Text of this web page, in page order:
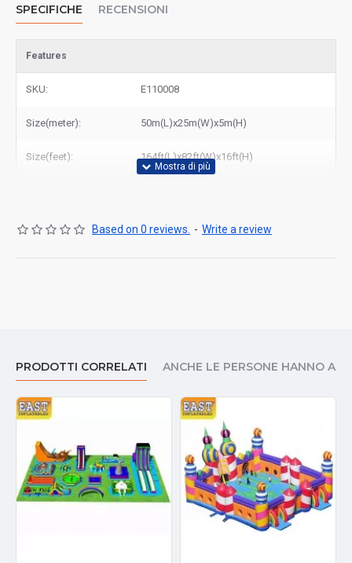
SPECIFICHE RECENSIONI
Features
SKU: E110008
Size(meter): 50m(L)x25m(W)x5m(H)
Size(feet): 164ft(L)x82ft(W)x16ft(H)
Based on 0 reviews. - Write a review
PRODOTTI CORRELATI ANCHE LE PERSONE HANNO